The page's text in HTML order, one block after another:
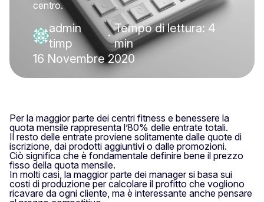
centro.
admin
timp
·
Tempo di lettura: 4
min
16 Novembre 2020
Per la maggior parte dei centri fitness e benessere la
quota mensile rappresenta l’80% delle entrate totali.
Il resto delle entrate proviene solitamente dalle quote di
iscrizione, dai prodotti aggiuntivi o dalle promozioni.
Ciò significa che è fondamentale definire bene il prezzo
fisso della quota mensile.
In molti casi, la maggior parte dei manager si basa sui
costi di produzione per calcolare il profitto che vogliono
ricavare da ogni cliente, ma è interessante anche pensare